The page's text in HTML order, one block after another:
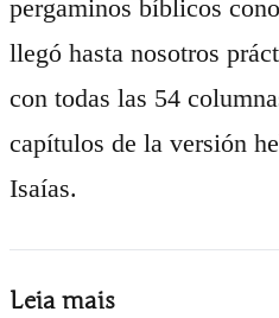
pergaminos bíblicos
llegó hasta nosotros
con todas las 54
capítulos de la versión
Isaías.
Leia mais